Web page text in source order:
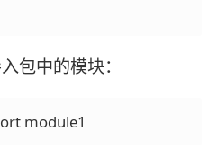
包中的模块：